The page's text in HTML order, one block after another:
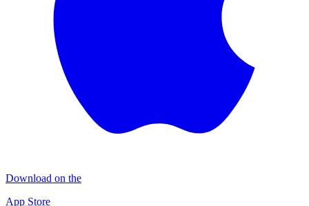
Download on the
App Store